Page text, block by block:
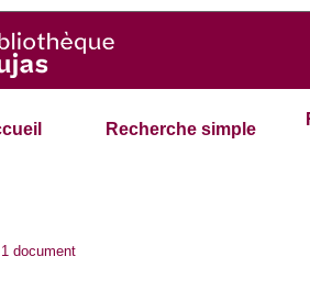
Recherche simple
1 document